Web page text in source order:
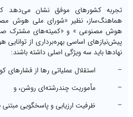
تجربه کشورهای موفق نشان می‌دهد
هماهنگ‌ساز، نظیر «شورای ملی هوش
هوش مصنوعی » و «کمیته‌های مشترک
پیش‌نیازهای اساسی بهره‌برداری از
نهادها باید سه ویژگی اصلی داشته باشند:
– استقلال عملیاتی رها از فشارهای
– مأموریت چندرشته‌ای روشن، و
– ظرفیت ارزیابی و پاسخگویی مبتنی